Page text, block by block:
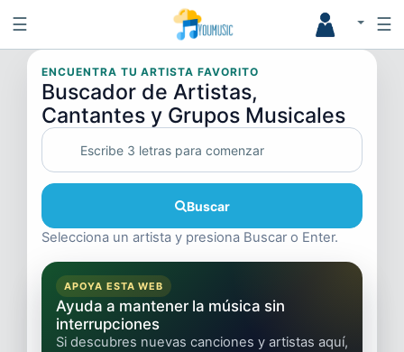
☰ ☰
ENCUENTRA TU ARTISTA FAVORITO
Buscador de Artistas,
Cantantes y Grupos Musicales
Buscar
Selecciona un artista y presiona Buscar o Enter.
APOYA ESTA WEB
Ayuda a mantener la música sin
interrupciones
Si descubres nuevas canciones y artistas aquí,